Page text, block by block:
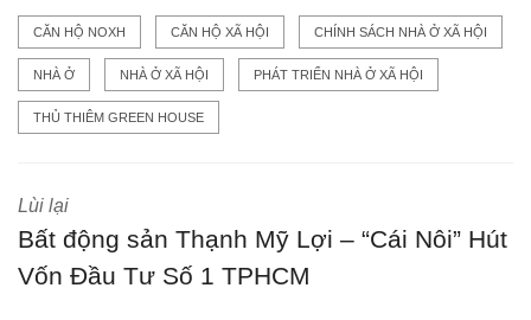
CĂN HỘ NOXH CĂN HỘ XÃ HỘI CHÍNH SÁCH NHÀ Ở XÃ HỘI
NHÀ Ở NHÀ Ở XÃ HỘI PHÁT TRIỂN NHÀ Ở XÃ HỘI
THỦ THIÊM GREEN HOUSE
Lùi lại
Bất động sản Thạnh Mỹ Lợi – “Cái Nôi” Hút
Vốn Đầu Tư Số 1 TPHCM